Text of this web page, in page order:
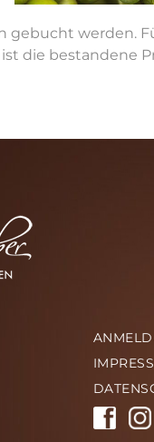
gebucht werden.
die bestandene